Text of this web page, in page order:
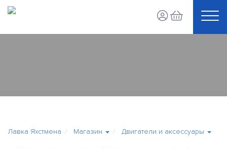
Лавка Яхстмена Магазин Двигатели и аксессуары